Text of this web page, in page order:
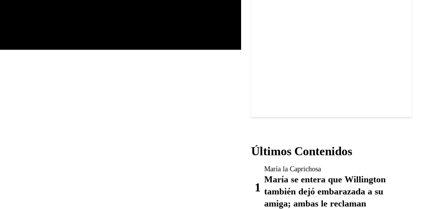
Últimos Contenidos
María la Caprichosa
María se entera que Willington
también dejó embarazada a su
amiga; ambas le reclaman